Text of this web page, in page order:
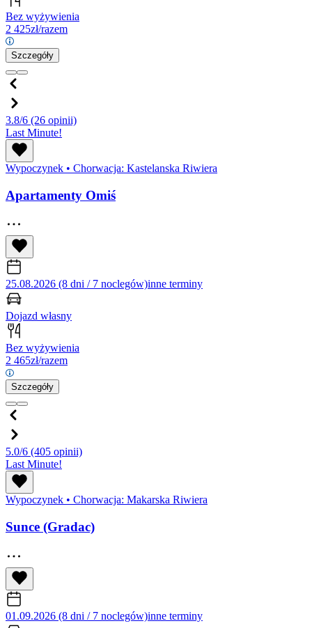
Bez wyżywienia
2 425zł/razem
Szczegóły
3.8/6 (26 opinii)
Last Minute!
Wypoczynek • Chorwacja: Kastelanska Riwiera
Apartamenty Omiś
25.08.2026 (8 dni / 7 noclegów)inne terminy
Dojazd własny
Bez wyżywienia
2 465zł/razem
Szczegóły
5.0/6 (405 opinii)
Last Minute!
Wypoczynek • Chorwacja: Makarska Riwiera
Sunce (Gradac)
01.09.2026 (8 dni / 7 noclegów)inne terminy